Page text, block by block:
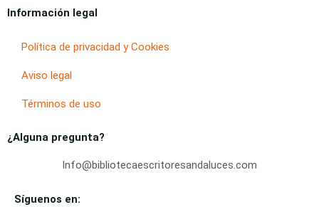
Información legal
Política de privacidad y Cookies
Aviso legal
Términos de uso
¿Alguna pregunta?
Info@bibliotecaescritoresandaluces.com
Síguenos en: